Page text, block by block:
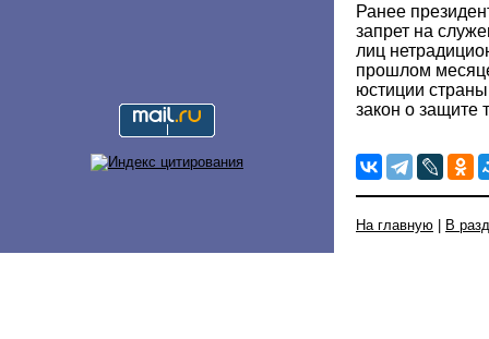
Ранее
запрет на
лиц
прошлом
юстиции
закон о защите
На главную | В